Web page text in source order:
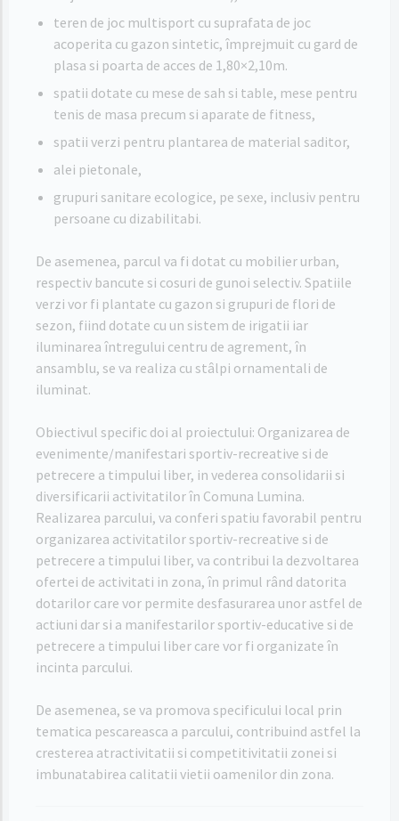
teren de joc multisport cu suprafata de joc
acoperita cu gazon sintetic, împrejmuit cu gard de
plasa si poarta de acces de 1,80×2,10m.
spatii dotate cu mese de sah si table, mese pentru
tenis de masa precum si aparate de fitness,
spatii verzi pentru plantarea de material saditor,
alei pietonale,
grupuri sanitare ecologice, pe sexe, inclusiv pentru
persoane cu dizabilitabi.
De asemenea, parcul va fi dotat cu mobilier urban,
respectiv bancute si cosuri de gunoi selectiv. Spatiile
verzi vor fi plantate cu gazon si grupuri de flori de
sezon, fiind dotate cu un sistem de irigatii iar
iluminarea întregului centru de agrement, în
ansamblu, se va realiza cu stâlpi ornamentali de
iluminat.
Obiectivul specific doi al proiectului: Organizarea de
evenimente/manifestari sportiv-recreative si de
petrecere a timpului liber, in vederea consolidarii si
diversificarii activitatilor în Comuna Lumina.
Realizarea parcului, va conferi spatiu favorabil pentru
organizarea activitatilor sportiv-recreative si de
petrecere a timpului liber, va contribui la dezvoltarea
ofertei de activitati in zona, în primul rând datorita
dotarilor care vor permite desfasurarea unor astfel de
actiuni dar si a manifestarilor sportiv-educative si de
petrecere a timpului liber care vor fi organizate în
incinta parcului.
De asemenea, se va promova specificului local prin
tematica pescareasca a parcului, contribuind astfel la
cresterea atractivitatii si competitivitatii zonei si
imbunatabirea calitatii vietii oamenilor din zona.